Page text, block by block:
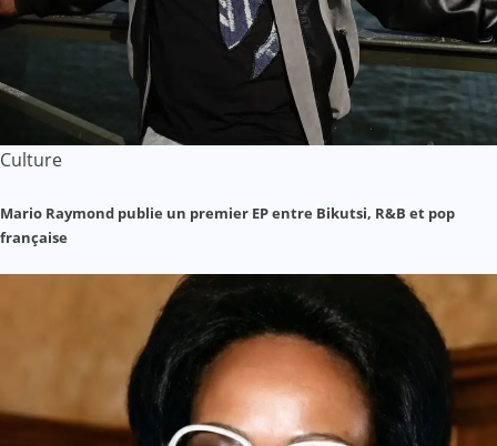
Culture
Mario Raymond publie un premier EP entre Bikutsi, R&B et pop
française